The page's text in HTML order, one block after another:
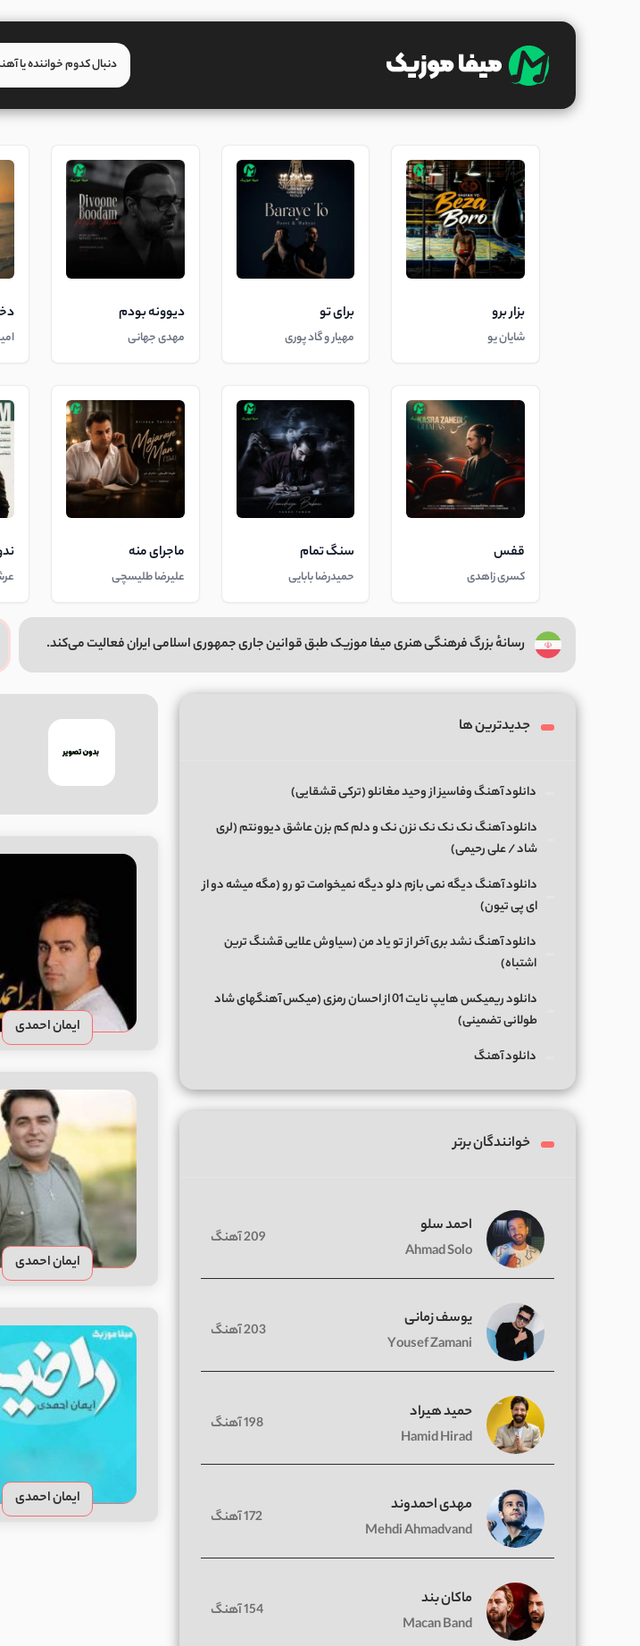
بزار برو
شایان یو
برای تو
مهیار و گاد پوری
دیوونه بودم
مهدی جهانی
قفس
کسری زاهدی
سنگ تمام
حمیدرضا بابایی
ماجرای منه
علیرضا طلیسچی
رسانهٔ بزرگ فرهنگی هنری میفا موزیک طبق قوانین جاری جمهوری اسلامی ایران فعالیت می‌کند.
ایمان احمدی
ایمان احمدی
ایمان احمدی
جدیدترین ها
دانلود آهنگ وفاسیز از وحید مغانلو (ترکی قشقایی)
دانلود آهنگ نک نک نک نزن نک و دلم کم بزن عاشق دیوونتم (لری
شاد / علی رحیمی)
دانلود آهنگ دیگه نمی بازم دلو دیگه نمیخوامت تو رو (مگه میشه دو از
ای پی تیون)
دانلود آهنگ نشد بری آخر از تو یاد من (سیاوش علایی قشنگ ترین
اشتباه)
دانلود ریمیکس هایپ نایت 01 از احسان رمزی (میکس آهنگهای شاد
طولانی تضمینی)
دانلود آهنگ
خوانندگان برتر
احمد سلو
Ahmad Solo
209 آهنگ
یوسف زمانی
Yousef Zamani
203 آهنگ
حمید هیراد
Hamid Hirad
198 آهنگ
مهدی احمدوند
Mehdi Ahmadvand
172 آهنگ
ماکان بند
Macan Band
154 آهنگ